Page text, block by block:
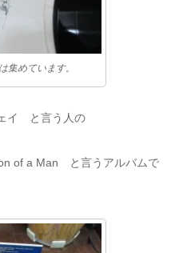
集めています。
イ と言う人の
of a Man と言うアルバムで